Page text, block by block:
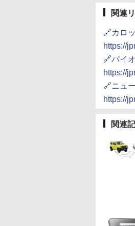
関連
🔗カロ
https://
🔗パイ
https://
🔗ニュ
https://
関連